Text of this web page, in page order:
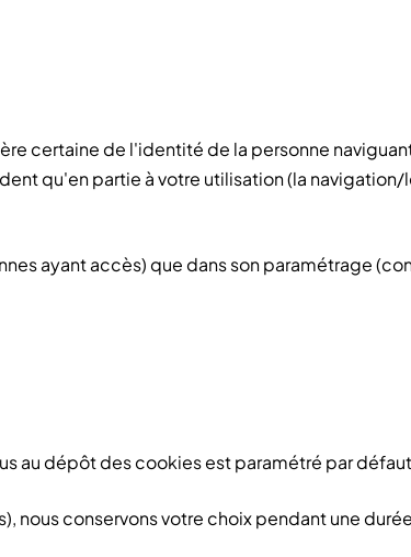
certaine de l'identité de la personne
qu'en partie à votre utilisation (la
ayant accès) que dans son paramétrage
au dépôt des cookies est paramétré par
conservons votre choix pendant une